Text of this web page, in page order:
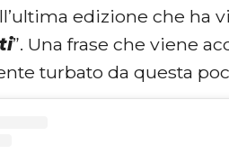
edizione che ha
”. Una frase che viene
turbato da questa